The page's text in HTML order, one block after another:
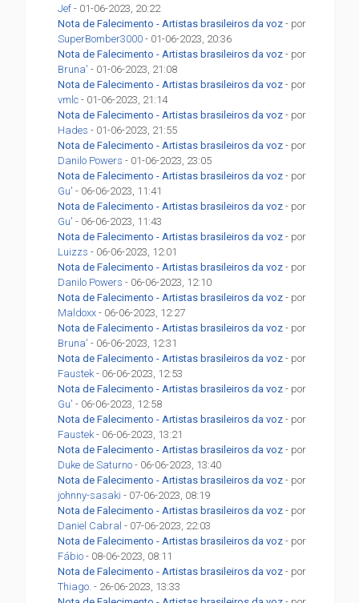
Jef - 01-06-2023, 20:22
Nota de Falecimento - Artistas brasileiros da voz - por
SuperBomber3000 - 01-06-2023, 20:36
Nota de Falecimento - Artistas brasileiros da voz - por
Bruna' - 01-06-2023, 21:08
Nota de Falecimento - Artistas brasileiros da voz - por
vmlc - 01-06-2023, 21:14
Nota de Falecimento - Artistas brasileiros da voz - por
Hades - 01-06-2023, 21:55
Nota de Falecimento - Artistas brasileiros da voz - por
Danilo Powers - 01-06-2023, 23:05
Nota de Falecimento - Artistas brasileiros da voz - por
Gu' - 06-06-2023, 11:41
Nota de Falecimento - Artistas brasileiros da voz - por
Gu' - 06-06-2023, 11:43
Nota de Falecimento - Artistas brasileiros da voz - por
Luizzs - 06-06-2023, 12:01
Nota de Falecimento - Artistas brasileiros da voz - por
Danilo Powers - 06-06-2023, 12:10
Nota de Falecimento - Artistas brasileiros da voz - por
Maldoxx - 06-06-2023, 12:27
Nota de Falecimento - Artistas brasileiros da voz - por
Bruna' - 06-06-2023, 12:31
Nota de Falecimento - Artistas brasileiros da voz - por
Faustek- 06-06-2023, 12:53
Nota de Falecimento - Artistas brasileiros da voz - por
Gu' - 06-06-2023, 12:58
Nota de Falecimento - Artistas brasileiros da voz - por
Faustek- 06-06-2023, 13:21
Nota de Falecimento - Artistas brasileiros da voz - por
Duke de Saturno - 06-06-2023, 13:40
Nota de Falecimento - Artistas brasileiros da voz - por
johnny-sasaki - 07-06-2023, 08:19
Nota de Falecimento - Artistas brasileiros da voz - por
Daniel Cabral - 07-06-2023, 22:03
Nota de Falecimento - Artistas brasileiros da voz - por
Fábio - 08-06-2023, 08:11
Nota de Falecimento - Artistas brasileiros da voz - por
Thiago. - 26-06-2023, 13:33